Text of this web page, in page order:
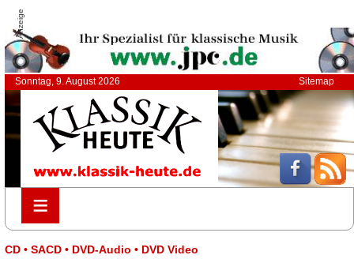
Anzeige
Sonntag, 9. August 2026 Sitemap
≡
≡
CD • SACD • DVD-Audio • DVD Video